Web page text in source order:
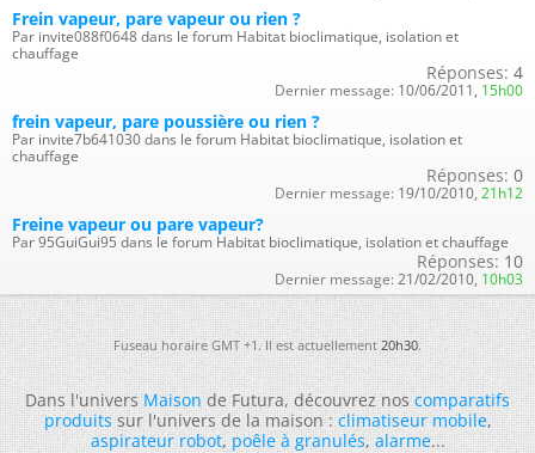
Frein vapeur, pare vapeur ou rien ?
Par invite088f0648 dans le forum Habitat bioclimatique, isolation et
chauffage
Réponses: 4
Dernier message: 10/06/2011, 15h00
frein vapeur, pare poussière ou rien ?
Par invite7b641030 dans le forum Habitat bioclimatique, isolation et
chauffage
Réponses: 0
Dernier message: 19/10/2010, 21h12
Freine vapeur ou pare vapeur?
Par 95GuiGui95 dans le forum Habitat bioclimatique, isolation et chauffage
Réponses: 10
Dernier message: 21/02/2010, 10h03
Fuseau horaire GMT +1. Il est actuellement20h30.
Dans l'universMaisonde Futura, découvrez noscomparatifs
produitssur l'univers de la maison :climatiseur mobile,
aspirateur robot,poêle à granulés,alarme...